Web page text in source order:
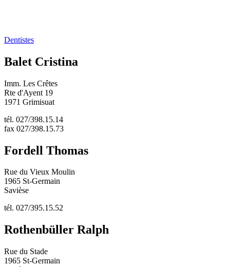
Dentistes
Balet Cristina
Imm. Les Crêtes
Rte d'Ayent 19
1971 Grimisuat
tél. 027/398.15.14
fax 027/398.15.73
Fordell Thomas
Rue du Vieux Moulin
1965 St-Germain
Savièse
tél. 027/395.15.52
Rothenbüller Ralph
Rue du Stade
1965 St-Germain